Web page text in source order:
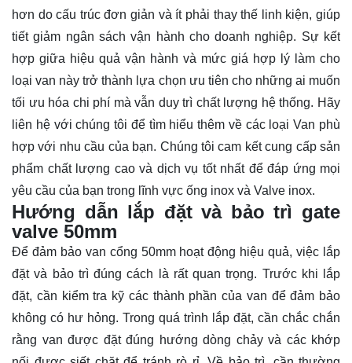
hơn do cấu trúc đơn giản và ít phải thay thế linh kiện, giúp
tiết giảm ngân sách vận hành cho doanh nghiệp. Sự kết
hợp giữa hiệu quả vận hành và mức giá hợp lý làm cho
loại van này trở thành lựa chọn ưu tiên cho những ai muốn
tối ưu hóa chi phí mà vẫn duy trì chất lượng hệ thống. Hãy
liên hệvới chúng tôi để tìm hiểu thêm về các loại Van phù
hợp với nhu cầu của bạn. Chúng tôi cam kết cung cấp sản
phẩm chất lượng cao và dịch vụ tốt nhất để đáp ứng mọi
yêu cầu của bạn trong lĩnh vực ống inox và Valve inox.
Hướng dẫn lắp đặt và bảo trì gate
valve 50mm
Để đảm bảo van cổng 50mm hoạt động hiệu quả, việc lắp
đặt và bảo trì đúng cách là rất quan trọng. Trước khi lắp
đặt, cần kiểm tra kỹ các thành phần của van để đảm bảo
không có hư hỏng. Trong quá trình lắp đặt, cần chắc chắn
rằng van được đặt đúng hướng dòng chảy và các khớp